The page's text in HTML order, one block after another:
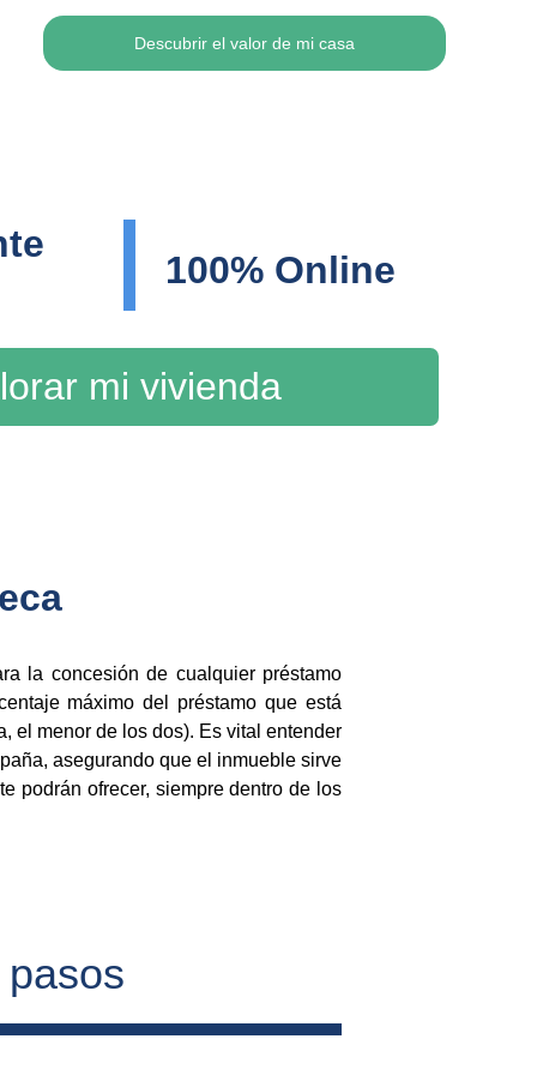
Descubrir el valor de mi casa
mi vivienda
100% Online
la concesión de cualquier préstamo
máximo del préstamo que está
el menor de los dos). Es vital entender
asegurando que el inmueble sirve
podrán ofrecer, siempre dentro de los